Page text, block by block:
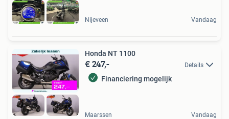
Nijeveen Vandaag
Honda NT 1100
€ 247,- Details
Financiering mogelijk
Maarssen Vandaag